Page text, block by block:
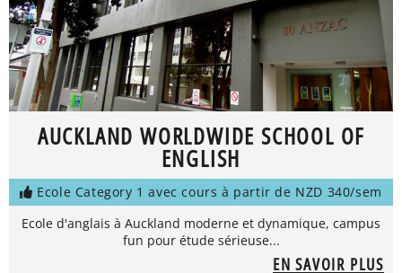
AUCKLAND WORLDWIDE SCHOOL OF
ENGLISH
Ecole Category 1 avec cours à partir de NZD 340/sem
Ecole d'anglais à Auckland moderne et dynamique, campus
fun pour étude sérieuse...
EN SAVOIR PLUS